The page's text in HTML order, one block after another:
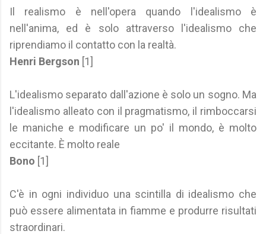
Il realismo è nell'opera quando l'idealismo è
nell'anima, ed è solo attraverso l'idealismo che
riprendiamo il contatto con la realtà.
Henri Bergson [1]
L'idealismo separato dall'azione è solo un sogno. Ma
l'idealismo alleato con il pragmatismo, il rimboccarsi
le maniche e modificare un po' il mondo, è molto
eccitante. È molto reale
Bono [1]
C'è in ogni individuo una scintilla di idealismo che
può essere alimentata in fiamme e produrre risultati
straordinari.